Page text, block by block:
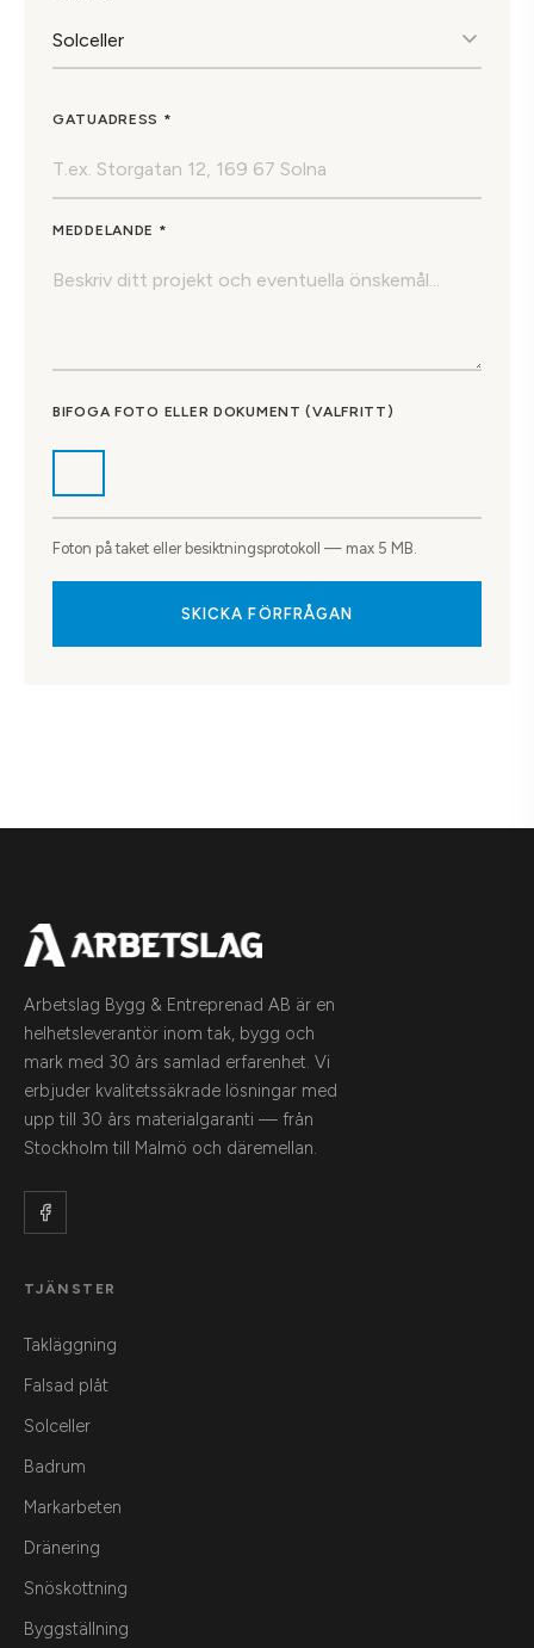
GATUADRESS *
MEDDELANDE *
BIFOGA FOTO ELLER DOKUMENT (VALFRITT)
Foton på taket eller besiktningsprotokoll — max 5 MB.
SKICKA FÖRFRÅGAN
Arbetslag Bygg & Entreprenad AB är en
helhetsleverantör inom tak, bygg och
mark med 30 års samlad erfarenhet. Vi
erbjuder kvalitetssäkrade lösningar med
upp till 30 års materialgaranti — från
Stockholm till Malmö och däremellan.
TJÄNSTER
Takläggning
Falsad plåt
Solceller
Badrum
Markarbeten
Dränering
Snöskottning
Byggställning